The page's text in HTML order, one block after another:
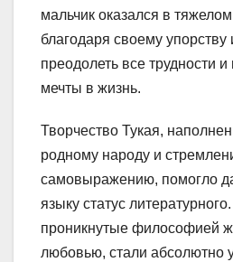
мальчик оказался в
благодаря своему упорству
преодолеть все трудности и
мечты в жизнь.
Творчество Тукая,
родному народу и
самовыражению, помогло
языку статус
проникнутые философией
любовью, стали абсолютно